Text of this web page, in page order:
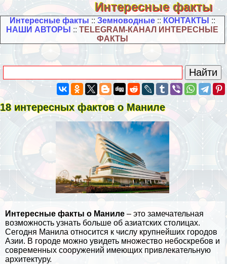
Интересные факты
Интересные факты :: Земноводные:: КОНТАКТЫ ::
НАШИ АВТОРЫ ::TELEGRAM-КАНАЛ ИНТЕРЕСНЫЕ
ФАКТЫ
18 интересных фактов о Маниле
Интересные факты о Маниле – это замечательная
возможность узнать больше об азиатских столицах.
Сегодня Манила относится к числу крупнейших городов
Азии. В городе можно увидеть множество небоскребов и
современных сооружений имеющих привлекательную
архитектуру.